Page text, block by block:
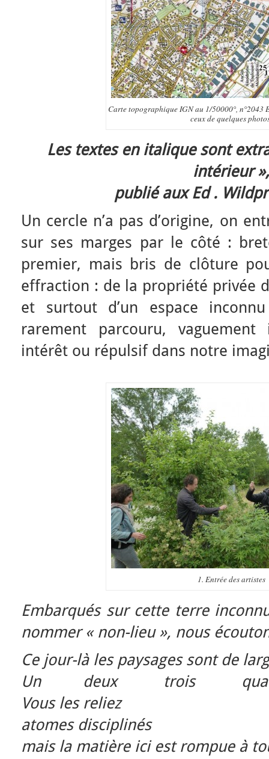
Carte topographique IGN au 1/50000°, n°2043
ceux de quelques
Les textes en italique sont
intérieur »,
publié aux Ed .
Un cercle n’a pas d’origine, on
sur ses marges par le côté :
premier, mais bris de clôture
effraction : de la propriété privée
et surtout d’un espace
rarement parcouru,
intérêt ou répulsif dans notre
1. Entrée des artistes
Embarqués sur cette terre
nommer « non-lieu », nous
Ce jour-là les paysages sont de
Un deux trois
Vous les reliez
atomes disciplinés
mais la matière ici est rompue à